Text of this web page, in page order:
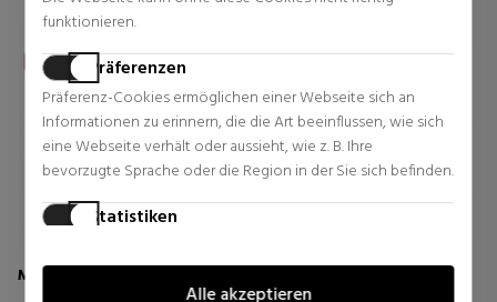
funktionieren.
Präferenzen
Präferenz-Cookies ermöglichen einer Webseite sich an
Informationen zu erinnern, die die Art beeinflussen, wie sich
eine Webseite verhält oder aussieht, wie z. B. Ihre
bevorzugte Sprache oder die Region in der Sie sich befinden.
Statistiken
wie Besucher mit Webseiten interagieren, indem
Informationen anonym gesammelt und gemeldet werden.
Alle akzeptieren
MOROCCANOIL